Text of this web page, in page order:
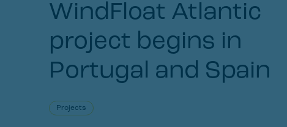
WindFloat Atlantic
project begins in
Portugal and Spain
Projects